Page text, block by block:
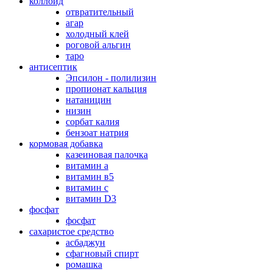
отвратительный
агар
холодный клей
роговой альгин
таро
антисептик
Эпсилон - полилизин
пропионат кальция
натаницин
низин
сорбат калия
бензоат натрия
кормовая добавка
казеиновая палочка
витамин а
витамин в5
витамин с
витамин D3
фосфат
фосфат
сахаристое средство
асбаджун
сфагновый спирт
ромашка